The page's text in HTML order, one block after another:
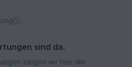
sind da.
zeigen wir hier die